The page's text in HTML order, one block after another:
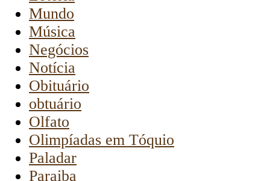
Mundo
Música
Negócios
Notícia
Obituário
obtuário
Olfato
Olimpíadas em Tóquio
Paladar
Paraiba